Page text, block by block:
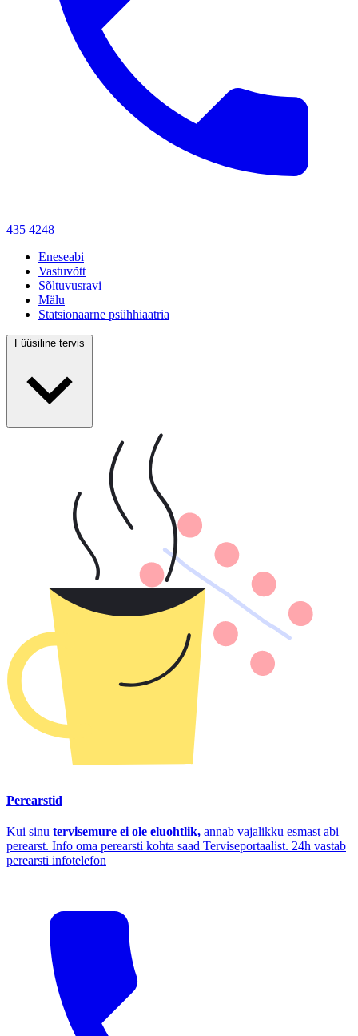
435 4248
Eneseabi
Vastuvõtt
Sõltuvusravi
Mälu
Statsionaarne psühhiaatria
Füüsiline tervis
Perearstid
Kui sinu tervisemure ei ole eluohtlik, annab vajalikku esmast abi
perearst. Info oma perearsti kohta saad Terviseportaalist. 24h vastab
perearsti infotelefon